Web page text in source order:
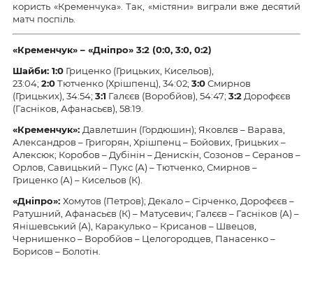
користь «Кременчука». Так, «містяни» виграли вже десятий
матч поспіль.
«Кременчук» – «Дніпро» 3:2 (0:0, 3:0, 0:2)
Шайби: 1:0 Гриценко (Грицьких, Кисельов),
23:04; 2:0Тютченко (Хрішпенц), 34:02; 3:0Смирнов
(Грицьких), 34:54; 3:1 Галєєв (Воробйов), 54:47; 3:2 Дорофєєв
(Гасніков, Афанасьєв), 58:19.
«Кременчук»: Давлетшин (Гордюшин); Яковлєв – Варава,
Александров – Григорян, Хрішпенц – Бойових, Грицьких –
Алексюк; Коробов – Дубінін – Денискін, Созонов – Серанов –
Орлов, Савицький – Пукс (А) – Тютченко, Смирнов –
Гриценко (А) – Кисельов (К).
«Дніпро»: Хомутов (Петров); Декало – Сірченко, Дорофєєв –
Ратушний, Афанасьєв (К) – Матусевич; Галєєв – Гасніков (А) –
Янішевський (А), Каракулько – Крисанов – Швецов,
Чернишенко – Воробйов – Целогородцев, Панасенко –
Борисов – Болотін.